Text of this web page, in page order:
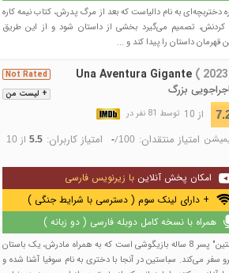
دختربچه‌ای به نام دالیاست که بعد از مرگ پدرش، کتاب نیمه کاره
کردنش، تصمیم می‌گیرد بخشی از داستان شود و از این طریق
داستان را پیدا کند و ...
+ لیست من
Not Rated Una Aventura Gigante (
بزرگ
از 10 توسط 81 نفر در
امتیاز منتقدان: -/100 امتیاز کاربران: 5.5از 10
امکان پخش آنلاین با زیرنویس فارسی
+ دارای لینک سوم ( دسترسی با شرایط جنگی )
همراه با نسخه کامل دوبله فارسی ( دو زبانه )
داستان انیمیشن در مورد "سباستین" پسر 8 ساله بازیگوشی است که به همراه مادرش، یک باستان
سفر می‌کند. سباستین در آنجا با دختری به نام سوفیا آشنا شده و